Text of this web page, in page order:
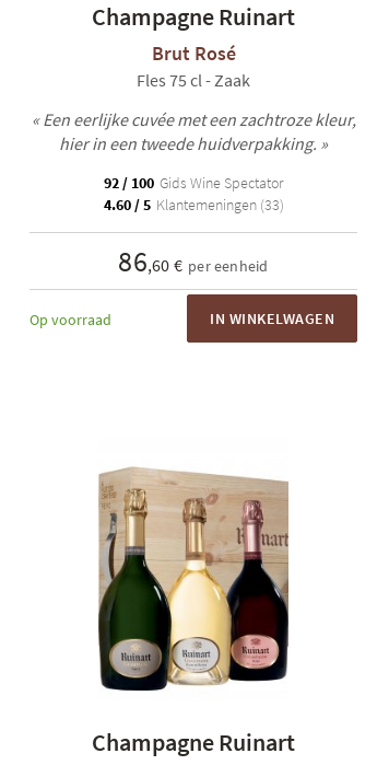
Champagne Ruinart
Brut Rosé
Fles 75 cl - Zaak
« Een eerlijke cuvée met een zachtroze kleur,
hier in een tweede huidverpakking. »
92 / 100 Gids Wine Spectator
4.60 / 5 Klantemeningen (33)
86,60 € per eenheid
Op voorraad IN WINKELWAGEN
Champagne Ruinart